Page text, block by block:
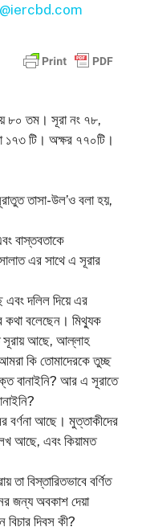
৮০ তম। সূরা নং ৭৮,
১৭৩ টি। অক্ষর ৭৭০টি।
তাসা-উল’ও বলা হয়,
বাস্তবতাকে
এর সাথে এ সূরার
দলিল দিয়ে এর
কথা বলেছেন। মিথ্যুক
সূরায় আছে, আল্লাহ
কি তোমাদেরকে তুচ্ছ
বানাইনি? আর এ সূরাতে
বর্ণনা আছে। মুত্তাকীদের
আছে, এবং কিয়ামত
তা বিস্তারিতভাবে বর্ণিত
জন্য অবকাশ দেয়া
দিবস কী?